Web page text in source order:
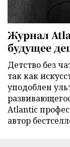
Журнал
будущее
Детство без
так как
уподоблен
Atlantic
автор